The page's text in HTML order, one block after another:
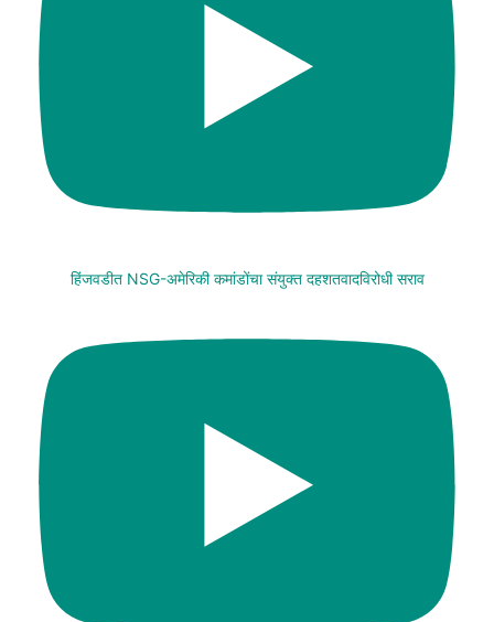
हिंजवडीत NSG-अमेरिकी कमांडोंचा संयुक्त दहशतवादविरोधी सराव